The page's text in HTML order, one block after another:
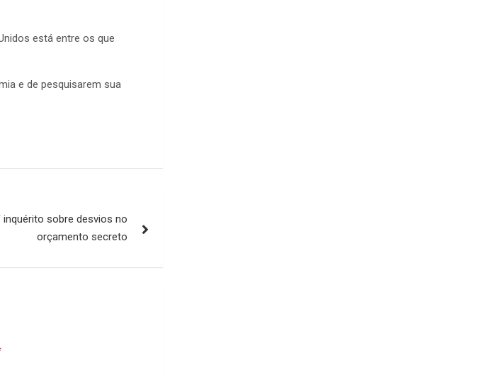
está entre os que
e de pesquisarem sua
inquérito sobre desvios no
orçamento secreto